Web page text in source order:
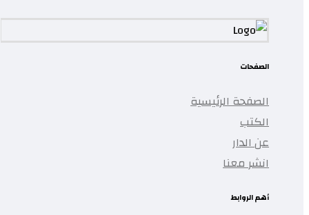
الصفحات
الصفحة الرئيسية
الكتب
عن الدار
انشر معنا
أهم الروابط